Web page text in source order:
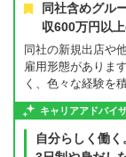
同社含めグル
収600万円以
同社の新規出店や
雇用形態がありま
く、色々な経験を
キャリアアドバイ
自分らしく働